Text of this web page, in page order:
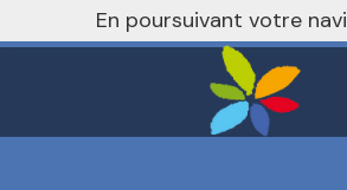
nivo_2026: 1En poursuivant votre